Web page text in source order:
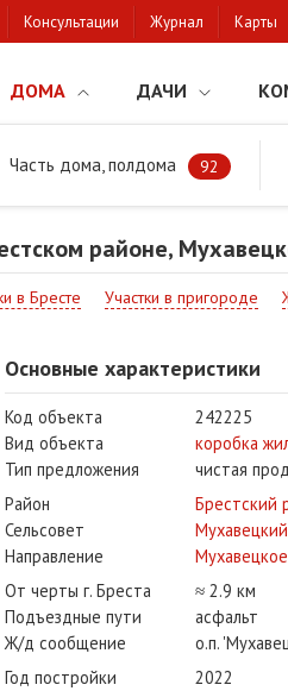
Консультации Журнал Карты
ДОМА ДАЧИ
Часть дома, полдома 92
дома в Брестском районе,
районе,
в Бресте Участки в пригороде
Основные характеристики
Код объекта
242225
Вид объекта
коробка
Тип предложения
чистая
Район
Брестский
Сельсовет
Направление
От черты г. Бреста
≈ 2.9 км
Подъездные пути
асфальт
Ж/д сообщение
о.п.
Год постройки
2022